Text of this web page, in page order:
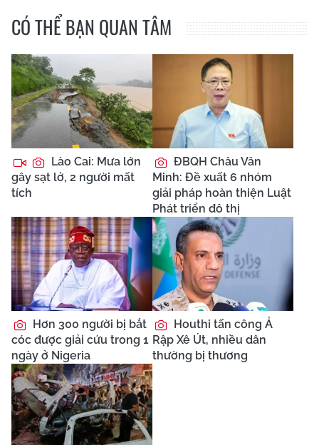
CÓ THỂ BẠN QUAN TÂM
Lào Cai: Mưa lớn
gây sạt lở, 2 người mất
tích
ĐBQH Châu Văn
Minh: Đề xuất 6 nhóm
giải pháp hoàn thiện Luật
Phát triển đô thị
Hơn 300 người bị bắt
cóc được giải cứu trong 1
ngày ở Nigeria
Houthi tấn công Ả
Rập Xê Út, nhiều dân
thường bị thương